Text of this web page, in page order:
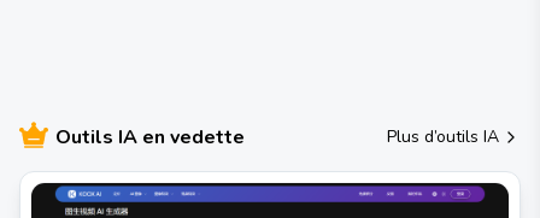
Outils IA en vedette Plus d’outils IA